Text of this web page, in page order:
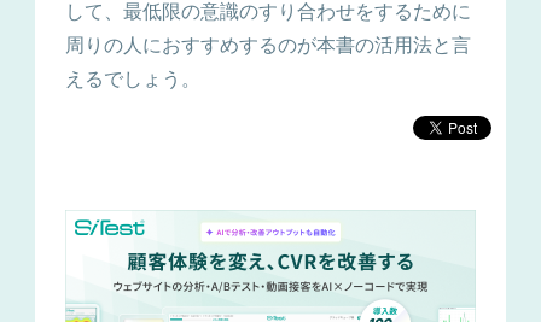
して、最低限の意識のすり合わせをするために
周りの人におすすめするのが本書の活用法と言
えるでしょう。